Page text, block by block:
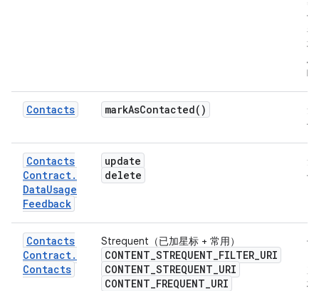
修
尝
将
忽
略
Contacts markAsContacted( )
无
作
Contacts
Contract.
DataUsage
Feedback
update
delete
无
作
Contacts
Contract.
Contacts
Strequent（已加星标 + 常用）
CONTENT_STREQUENT_FILTER_URI
CONTENT_STREQUENT_URI
CONTENT_FREQUENT_URI
仅
标